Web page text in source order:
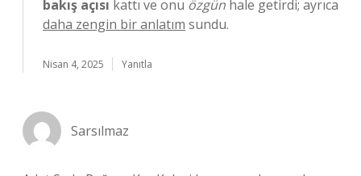
bakış açısı kattı ve onu özgün hale getirdi; ayrıca
daha zengin bir anlatım sundu.
Nisan 4, 2025 Yanıtla
Sarsılmaz